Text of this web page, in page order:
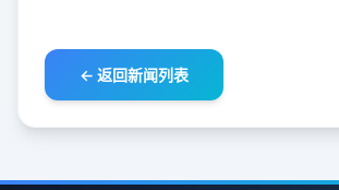
← 返回新闻列表